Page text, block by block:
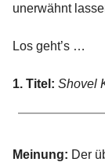
unerwähnt
Los geht’s …
1. Titel: Shovel
Meinung: Der